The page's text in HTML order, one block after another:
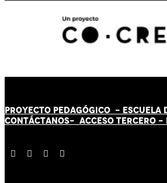
PROYECTO PEDAGÓGICO - ESCUELA
CONTÁCTANOS- ACCESO TERCERO -